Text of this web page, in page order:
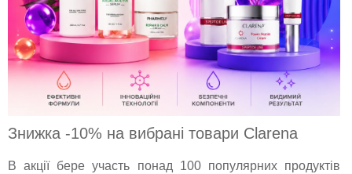
Знижка -10% на вибрані товари Clarena
В акції бере участь понад 100 популярних продуктів